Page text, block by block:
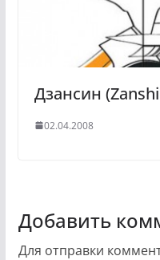
Дзансин
02.04.2008
Добавить
Для отправки